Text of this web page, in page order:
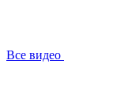
Все видео